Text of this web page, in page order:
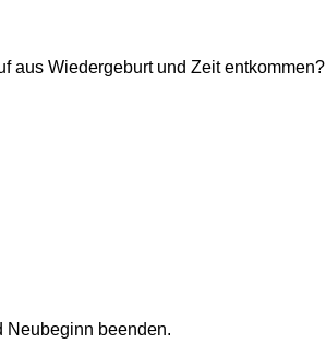
aus Wiedergeburt und Zeit entkommen?
Neubeginn beenden.